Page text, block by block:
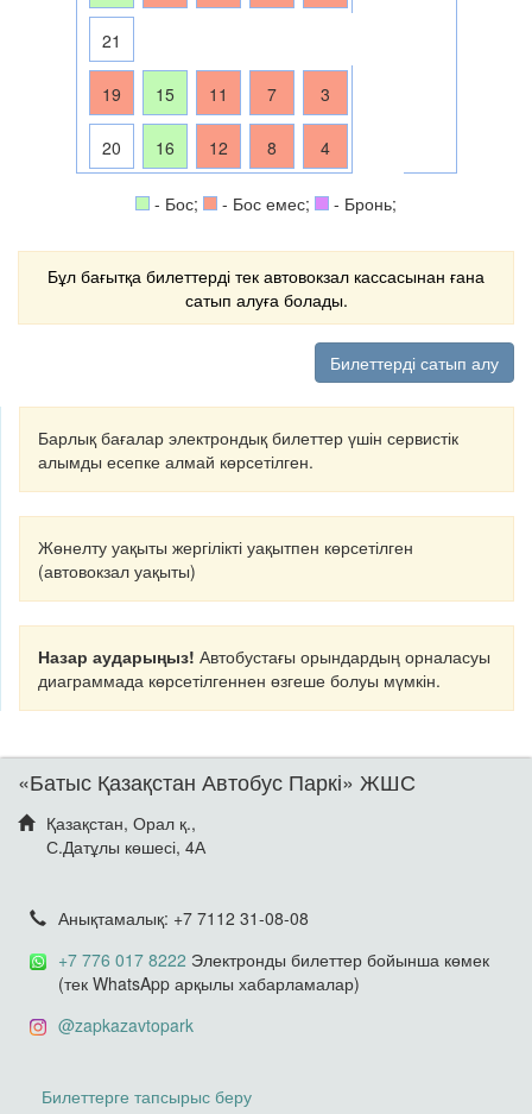
21
19 15 11 7 3
20 16 12 8 4
- Бос; - Бос емес; - Бронь;
Бұл бағытқа билеттерді тек автовокзал кассасынан ғана
сатып алуға болады.
Билеттерді сатып алу
Барлық бағалар электрондық билеттер үшін сервистік
алымды есепке алмай көрсетілген.
Жөнелту уақыты жергілікті уақытпен көрсетілген
(автовокзал уақыты)
Назар аударыңыз! Автобустағы орындардың орналасуы
диаграммада көрсетілгеннен өзгеше болуы мүмкін.
«Батыс Қазақстан Автобус Паркі» ЖШС
Қазақстан, Орал қ.,
С.Датұлы көшесі, 4А
Анықтамалық: +7 7112 31-08-08
+7 776 017 8222 Электронды билеттер бойынша көмек
(тек WhatsApp арқылы хабарламалар)
@zapkazavtopark
Билеттерге тапсырыс беру